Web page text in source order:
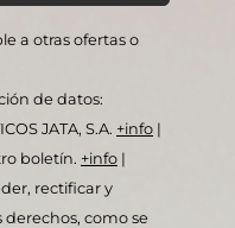
a otras ofertas o
de datos:
JATA, S.A. +info |
boletín. +info |
rectificar y
como se